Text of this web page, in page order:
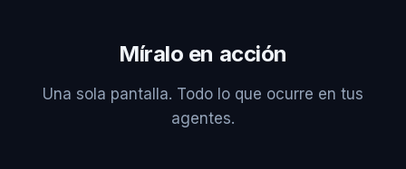
Míralo en acción
Una sola pantalla. Todo lo que ocurre en tus
agentes.